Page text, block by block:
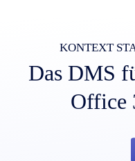
KONTEXT
Das DMS
Office